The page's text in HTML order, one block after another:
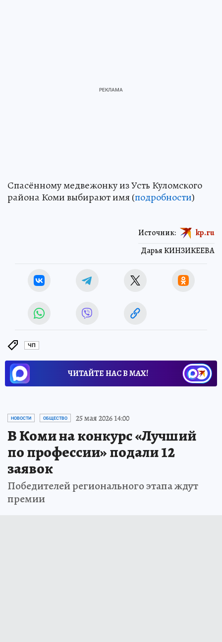
Спасённому медвежонку из Усть Куломского
района Коми выбирают имя (подробности)
Дарья КИНЗИКЕЕВА
Источник: kp.ru
ЧП
ЧИТАЙТЕ НАС В МАХ!
НОВОСТИ ОБЩЕСТВО 25 мая 2026 14:00
В Коми на конкурс «Лучший
по профессии» подали 12
заявок
Победителей регионального этапа ждут
премии